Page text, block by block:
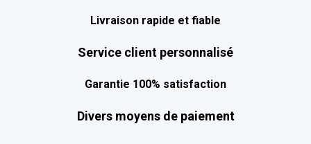
Livraison rapide et fiable
Service client personnalisé
Garantie 100% satisfaction
Divers moyens de paiement